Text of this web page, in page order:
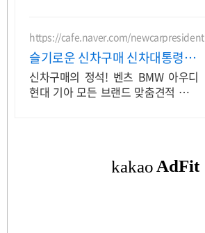
점하세요.
https://cafe.naver.com/newcarpresident
슬기로운 신차구매 신차대통령 장
기렌트 리스 저렴한 견적
신차구매의 정석! 벤츠 BMW 아우디
현대 기아 모든 브랜드 맞춤견적 즉시